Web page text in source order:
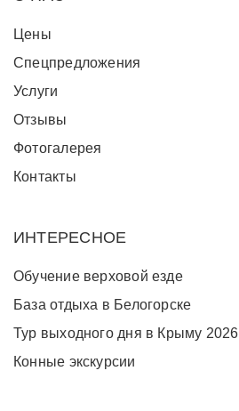
Цены
Спецпредложения
Услуги
Отзывы
Фотогалерея
Контакты
ИНТЕРЕСНОЕ
Обучение верховой езде
База отдыха в Белогорске
Тур выходного дня в Крыму 2026
Конные экскурсии